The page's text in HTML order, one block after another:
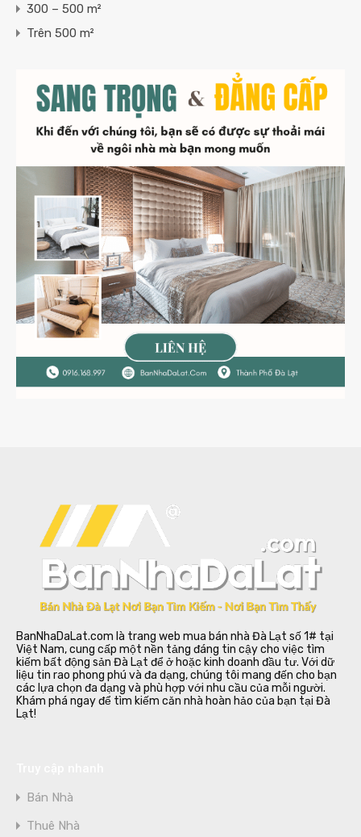
300 – 500 m²
Trên 500 m²
BanNhaDaLat.com là trang web mua bán nhà Đà Lạt số 1# tại
Việt Nam, cung cấp một nền tảng đáng tin cậy cho việc tìm
kiếm bất động sản Đà Lạt để ở hoặc kinh doanh đầu tư. Với dữ
liệu tin rao phong phú và đa dạng, chúng tôi mang đến cho bạn
các lựa chọn đa dạng và phù hợp với nhu cầu của mỗi người.
Khám phá ngay để tìm kiếm căn nhà hoàn hảo của bạn tại Đà
Lạt!
Bán Nhà
Thuê Nhà